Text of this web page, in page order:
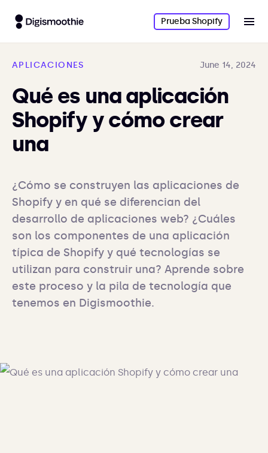
Prueba Shopify
APLICACIONES June 14, 2024
Qué es una aplicación
Shopify y cómo crear
una
¿Cómo se construyen las aplicaciones de
Shopify y en qué se diferencian del
desarrollo de aplicaciones web? ¿Cuáles
son los componentes de una aplicación
típica de Shopify y qué tecnologías se
utilizan para construir una? Aprende sobre
este proceso y la pila de tecnología que
tenemos en Digismoothie.